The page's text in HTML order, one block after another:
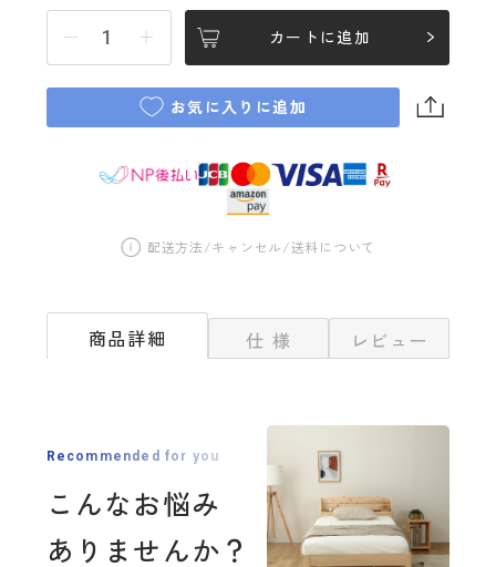
カートに追加
お気に入りに追加
配送方法/キャンセル/送料について
商品詳細 仕 様 レビュー
Recommended for you
こんなお悩み
ありませんか？